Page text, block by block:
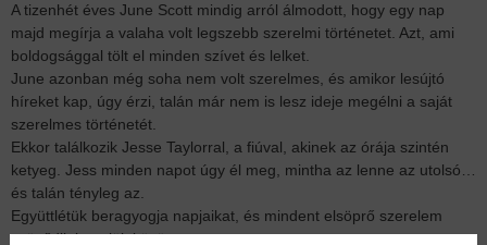
A tizenhét éves June Scott mindig arról álmodott, hogy egy nap
majd megírja a valaha volt legszebb szerelmi történetet. Azt, ami
boldogsággal tölt el minden szívet és lelket.
June azonban még soha nem volt szerelmes, és amikor lesújtó
híreket kap, úgy érzi, talán már nem is lesz ideje megélni a saját
szerelmes történetét.
Ekkor találkozik Jesse Taylorral, a fiúval, akinek az órája szintén
ketyeg. Jess minden napot úgy él meg, mintha az lenne az utolsó…
és talán tényleg az.
Együttlétük beragyogja napjaikat, és mindent elsöprő szerelem
szövődik kettejük között.